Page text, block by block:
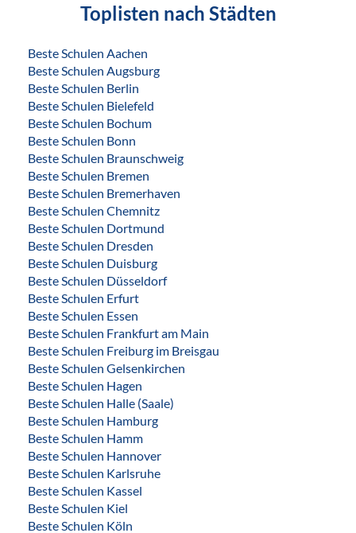
Toplisten nach Städten
Beste Schulen Aachen
Beste Schulen Augsburg
Beste Schulen Berlin
Beste Schulen Bielefeld
Beste Schulen Bochum
Beste Schulen Bonn
Beste Schulen Braunschweig
Beste Schulen Bremen
Beste Schulen Bremerhaven
Beste Schulen Chemnitz
Beste Schulen Dortmund
Beste Schulen Dresden
Beste Schulen Duisburg
Beste Schulen Düsseldorf
Beste Schulen Erfurt
Beste Schulen Essen
Beste Schulen Frankfurt am Main
Beste Schulen Freiburg im Breisgau
Beste Schulen Gelsenkirchen
Beste Schulen Hagen
Beste Schulen Halle (Saale)
Beste Schulen Hamburg
Beste Schulen Hamm
Beste Schulen Hannover
Beste Schulen Karlsruhe
Beste Schulen Kassel
Beste Schulen Kiel
Beste Schulen Köln